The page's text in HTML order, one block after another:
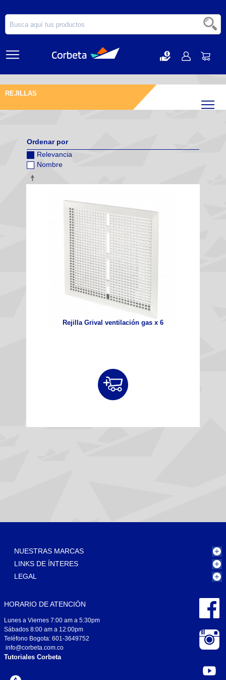
REJILLAS
Ordenar por
Relevancia
Nombre
Rejilla Grival ventilación gas x 6
NUESTRAS MARCAS
LINKS DE ÍNTERES
LEGAL
HORARIO DE ATENCIÓN
Lunes a Viernes 7:00 am a 5:30pm
Sábados 8:00 am a 12:00pm
Teléfono Bogota: 601-3649752
info@corbeta.com.co
Tutoriales Corbeta